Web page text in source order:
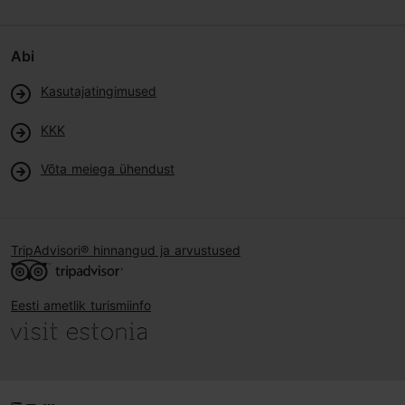
Abi
Kasutajatingimused
KKK
Võta meiega ühendust
TripAdvisori® hinnangud ja arvustused
Eesti ametlik turismiinfo